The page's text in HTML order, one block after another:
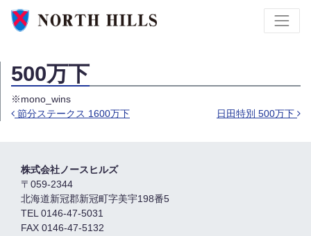
500万下
※mono_wins
節分ステークス 1600万下 日田特別 500万下
株式会社ノースヒルズ
〒059-2344
北海道新冠郡新冠町字美宇198番5
TEL 0146-47-5031
FAX 0146-47-5132